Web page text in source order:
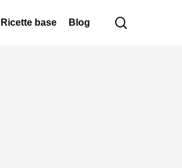
Ricette base Blog